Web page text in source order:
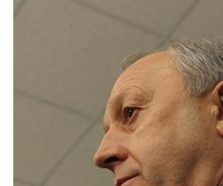
рейтинге
городов